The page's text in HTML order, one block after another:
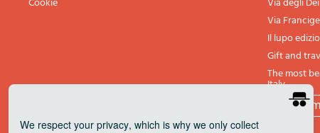
Cookie
Via degli Dei
Via
Il lupo
Gift and
The most
Italy
All
We respect your privacy, which is why we only collect